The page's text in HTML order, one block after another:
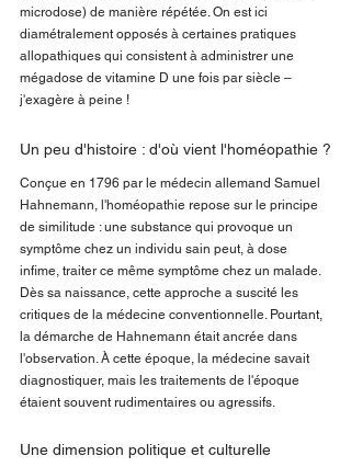
microdose) de manière répétée. On est ici
diamétralement opposés à certaines pratiques
allopathiques qui consistent à administrer une
mégadose de vitamine D une fois par siècle –
j'exagère à peine !
Un peu d'histoire : d'où vient l'homéopathie ?
Conçue en 1796 par le médecin allemand Samuel
Hahnemann, l'homéopathie repose sur le principe
de similitude : une substance qui provoque un
symptôme chez un individu sain peut, à dose
infime, traiter ce même symptôme chez un malade.
Dès sa naissance, cette approche a suscité les
critiques de la médecine conventionnelle. Pourtant,
la démarche de Hahnemann était ancrée dans
l'observation. À cette époque, la médecine savait
diagnostiquer, mais les traitements de l'époque
étaient souvent rudimentaires ou agressifs.
Une dimension politique et culturelle